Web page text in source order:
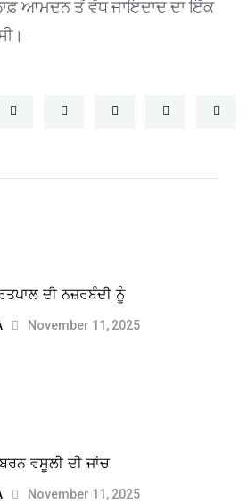
ਆਮਦਨ ਤੋਂ ਵੱਧ ਜਾਇਦਾਦ ਦਾ ਇੱਕ
ਦੀ ਨਜ਼ਰਬੰਦੀ ਨੂੰ
November 11, 2025
ਵਸੂਲੀ ਦੀ ਜਾਂਚ
November 11, 2025